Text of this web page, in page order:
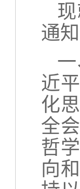
通
近
化
全
哲
向